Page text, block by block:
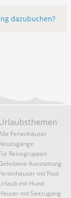
dazubuchen?
Ferienhäuser
Reisegruppen
Ausstattung
mit Pool
mit Hund
mit Seezugang